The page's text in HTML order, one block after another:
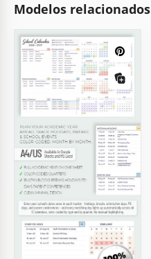
Modelos relacionados